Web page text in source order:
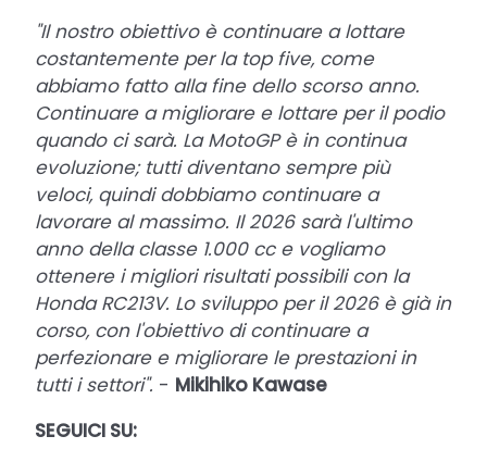
"Il nostro obiettivo è continuare a lottare
costantemente per la top five, come
abbiamo fatto alla fine dello scorso anno.
Continuare a migliorare e lottare per il podio
quando ci sarà. La MotoGP è in continua
evoluzione; tutti diventano sempre più
veloci, quindi dobbiamo continuare a
lavorare al massimo. Il 2026 sarà l'ultimo
anno della classe 1.000 cc e vogliamo
ottenere i migliori risultati possibili con la
Honda RC213V. Lo sviluppo per il 2026 è già in
corso, con l'obiettivo di continuare a
perfezionare e migliorare le prestazioni in
tutti i settori". - Mikihiko Kawase
SEGUICI SU: